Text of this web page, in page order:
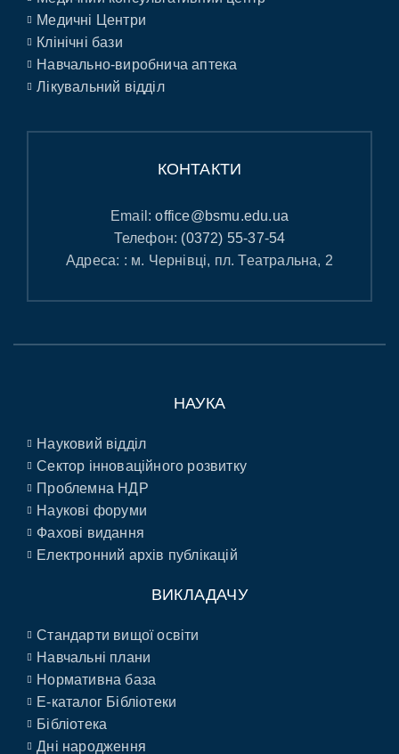
Медичні Центри
Клінічні бази
Навчально-виробнича аптека
Лікувальний відділ
КОНТАКТИ
Email:office@bsmu.edu.ua
Телефон: (0372) 55-37-54
Адреса: : м. Чернівці, пл. Театральна, 2
НАУКА
Науковий відділ
Сектор інноваційного розвитку
Проблемна НДР
Наукові форуми
Фахові видання
Електронний архів публікацій
ВИКЛАДАЧУ
Стандарти вищої освіти
Навчальні плани
Нормативна база
E-каталог Бібліотеки
Бібліотека
Дні народження